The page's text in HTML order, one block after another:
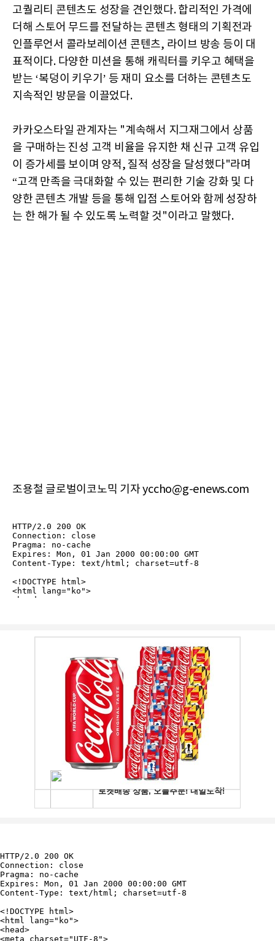
고퀄리티 콘텐츠도 성장을 견인했다. 합리적인 가격에
더해 스토어 무드를 전달하는 콘텐츠 형태의 기획전과
인플루언서 콜라보레이션 콘텐츠, 라이브 방송 등이 대
표적이다. 다양한 미션을 통해 캐릭터를 키우고 혜택을
받는 ‘복덩이 키우기’ 등 재미 요소를 더하는 콘텐츠도
지속적인 방문을 이끌었다.
카카오스타일 관계자는 "계속해서 지그재그에서 상품
을 구매하는 진성 고객 비율을 유지한 채 신규 고객 유입
이 증가세를 보이며 양적, 질적 성장을 달성했다"라며
“고객 만족을 극대화할 수 있는 편리한 기술 강화 및 다
양한 콘텐츠 개발 등을 통해 입점 스토어와 함께 성장하
는 한 해가 될 수 있도록 노력할 것"이라고 말했다.
조용철 글로벌이코노믹 기자 yccho@g-enews.com